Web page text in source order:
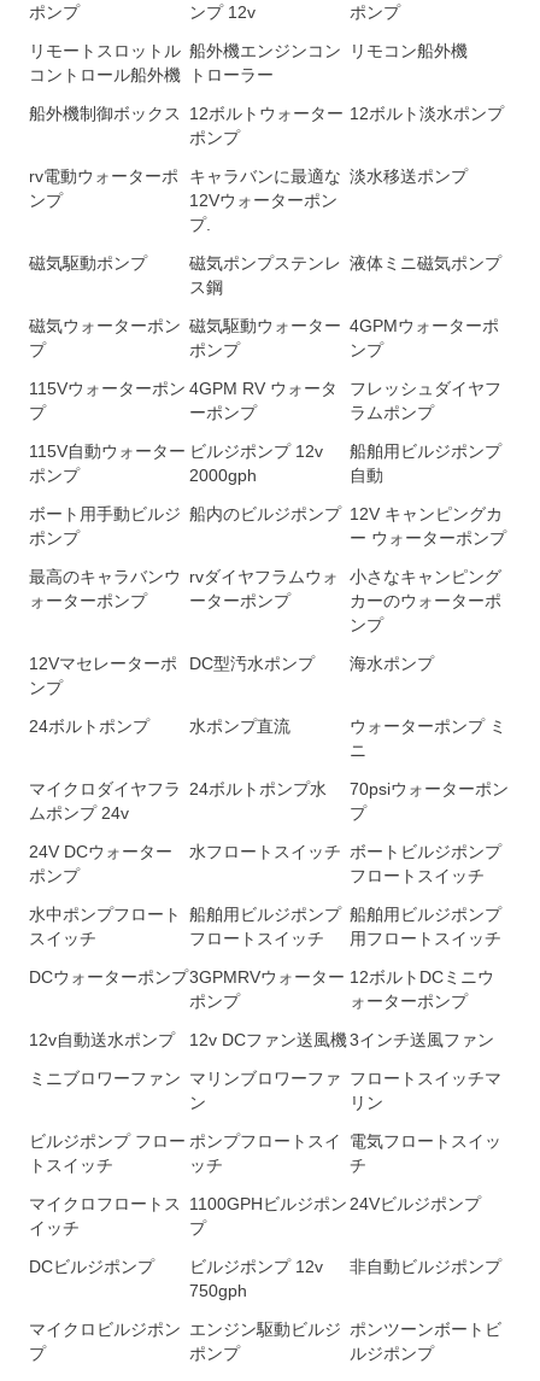
ポンプ
ンプ 12v
ポンプ
リモートスロットル
コントロール船外機
船外機エンジンコン
トローラー
リモコン船外機
船外機制御ボックス
12ボルトウォーター
ポンプ
12ボルト淡水ポンプ
rv電動ウォーターポ
ンプ
キャラバンに最適な
12Vウォーターポン
プ.
淡水移送ポンプ
磁気駆動ポンプ
磁気ポンプステンレ
ス鋼
液体ミニ磁気ポンプ
磁気ウォーターポン
プ
磁気駆動ウォーター
ポンプ
4GPMウォーターポ
ンプ
115Vウォーターポン
プ
4GPM RV ウォータ
ーポンプ
フレッシュダイヤフ
ラムポンプ
115V自動ウォーター
ポンプ
ビルジポンプ 12v
2000gph
船舶用ビルジポンプ
自動
ボート用手動ビルジ
ポンプ
船内のビルジポンプ 12V キャンピングカ
ー ウォーターポンプ
最高のキャラバンウ
ォーターポンプ
rvダイヤフラムウォ
ーターポンプ
小さなキャンピング
カーのウォーターポ
ンプ
12Vマセレーターポ
ンプ
DC型汚水ポンプ 海水ポンプ
24ボルトポンプ 水ポンプ直流
ウォーターポンプ ミ
ニ
マイクロダイヤフラ
ムポンプ 24v
24ボルトポンプ水
70psiウォ​​ーターポン
プ
24V DCウォーター
ポンプ
水フロートスイッチ ボートビルジポンプ
フロートスイッチ
水中ポンプフロート
スイッチ
船舶用ビルジポンプ
フロートスイッチ
船舶用ビルジポンプ
用フロートスイッチ
DCウォーターポンプ3GPMRVウォーター
ポンプ
12ボルトDCミニウ
ォーターポンプ
12v自動送水ポンプ
12v DCファン送風機3インチ送風ファン
ミニブロワーファン マリンブロワーファ
ン
フロートスイッチマ
リン
ビルジポンプ フロー
トスイッチ
ポンプフロートスイ
ッチ
電気フロートスイッ
チ
マイクロフロートス
イッチ
1100GPHビルジポン
プ
24Vビルジポンプ
DCビルジポンプ
ビルジポンプ 12v
750gph
非自動ビルジポンプ
マイクロビルジポン
プ
エンジン駆動ビルジ
ポンプ
ポンツーンボートビ
ルジポンプ